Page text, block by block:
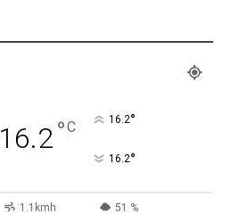
16.2°C 16.2°
16.2°
1.1kmh 51 %